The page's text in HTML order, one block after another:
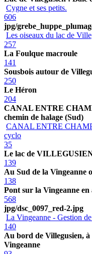
Cygne et ses petits.
606
jpg/
Les oiseaux du lac de
257
La Foulque macroule
141
Sousbois autour de
250
Le Héron
204
CANAL ENTRE
chemin de halage (Sud)
CANAL ENTRE
cyclo
35
Le lac de
139
Au Sud de la Vingeanne
138
Pont sur la Vingeanne
568
jpg/dsc_0097_red-2.jpg
La Vingeanne - Gestion de
140
Au bord de Villegusien,
Vingeanne